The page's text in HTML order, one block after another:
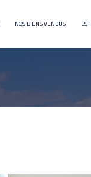
immeuble
NOS BIENS VENDUS